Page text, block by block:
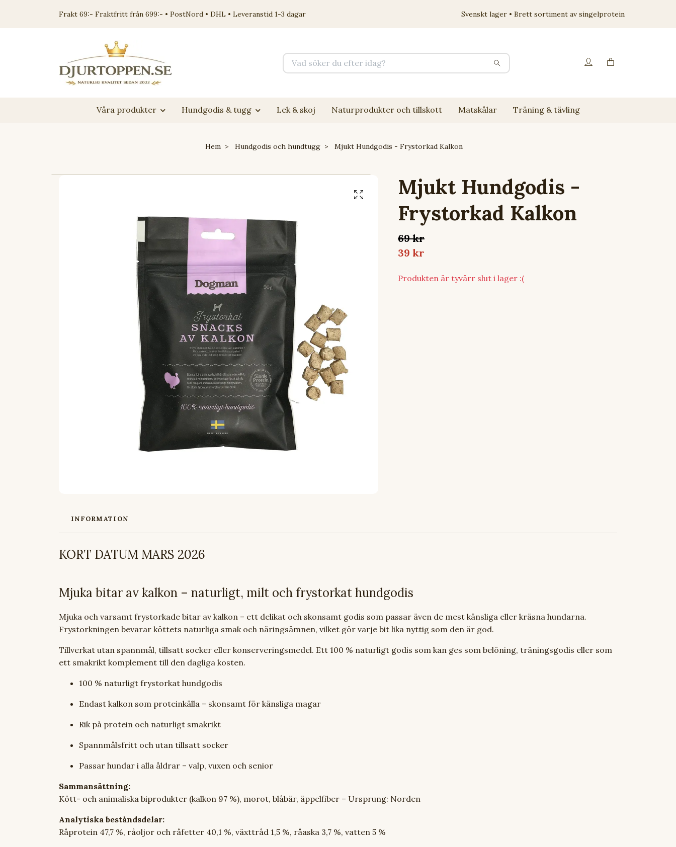
Frakt 69:- Fraktfritt från 699:- • PostNord • DHL • Leveranstid 1-3 dagar Svenskt lager • Brett sortiment av singelprotein
Våra produkter Hundgodis & tugg Lek & skoj Naturprodukter och tillskott Matskålar Träning & tävling
Hem Hundgodis och hundtugg Mjukt Hundgodis - Frystorkad Kalkon
Mjukt Hundgodis -
Frystorkad Kalkon
69 kr
39 kr
Produkten är tyvärr slut i lager :(
INFORMATION
KORT DATUM MARS 2026
Mjuka bitar av kalkon – naturligt, milt och frystorkat hundgodis
Mjuka och varsamt frystorkade bitar av kalkon – ett delikat och skonsamt godis som passar även de mest känsliga eller kräsna hundarna.
Frystorkningen bevarar köttets naturliga smak och näringsämnen, vilket gör varje bit lika nyttig som den är god.
Tillverkat utan spannmål, tillsatt socker eller konserveringsmedel. Ett 100 % naturligt godis som kan ges som belöning, träningsgodis eller som
ett smakrikt komplement till den dagliga kosten.
100 % naturligt frystorkat hundgodis
Endast kalkon som proteinkälla – skonsamt för känsliga magar
Rik på protein och naturligt smakrikt
Spannmålsfritt och utan tillsatt socker
Passar hundar i alla åldrar – valp, vuxen och senior
Sammansättning:
Kött- och animaliska biprodukter (kalkon 97 %), morot, blåbär, äppelfiber – Ursprung: Norden
Analytiska beståndsdelar:
Råprotein 47,7 %, råoljor och råfetter 40,1 %, växttråd 1,5 %, råaska 3,7 %, vatten 5 %